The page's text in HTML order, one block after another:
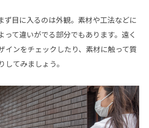
ず目に入るのは外観。素材や工法などに
って違いがでる部分でもあります。遠く
インをチェックしたり、素材に触って質
てみましょう。